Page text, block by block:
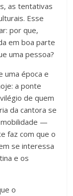
as tentativas
Esse
por que,
em boa parte
uma pessoa?
uma época e
a ponte
de quem
da cantora se
—
faz com que o
se interessa
e os
o